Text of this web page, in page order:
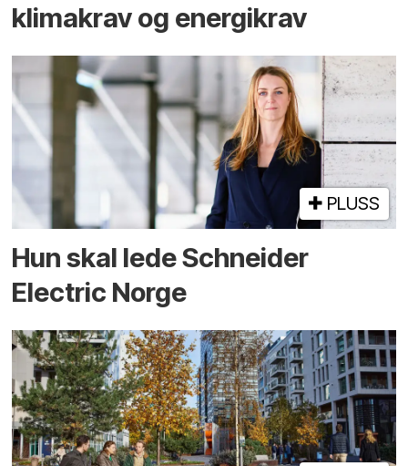
klimakrav og energikrav
PLUSS
Hun skal lede Schneider
Electric Norge